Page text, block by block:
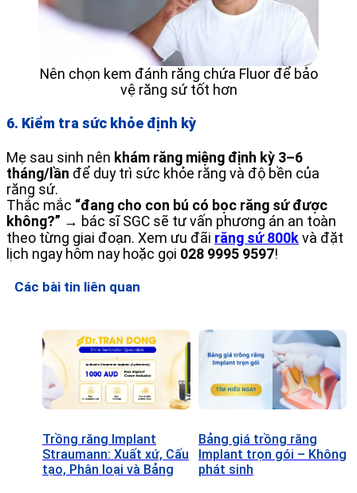
Nên chọn kem đánh răng chứa Fluor để bảo
vệ răng sứ tốt hơn
6. Kiểm tra sức khỏe định kỳ
Mẹ sau sinh nên khám răng miệng định kỳ 3–6
tháng/lần để duy trì sức khỏe răng và độ bền của
răng sứ.
Thắc mắc “đang cho con bú có bọc răng sứ được
không?” → bác sĩ SGC sẽ tư vấn phương án an toàn
theo từng giai đoạn. Xem ưu đãi răng sứ 800k và đặt
lịch ngay hôm nay hoặc gọi 028 9995 9597!
Các bài tin liên quan
Trồng răng Implant
Straumann: Xuất xứ, Cấu
tạo, Phân loại và Bảng
Bảng giá trồng răng
Implant trọn gói – Không
phát sinh